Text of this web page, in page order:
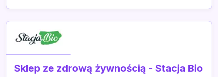
Sklep ze zdrową żywnością - Stacja Bio